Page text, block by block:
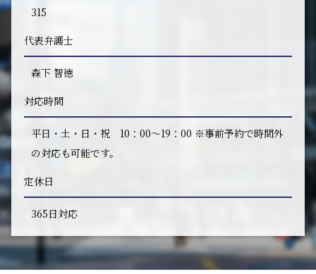
315
代表弁護士
森下 智徳
対応時間
平日・土・日・祝 10：00～19：00 ※事前予約で時間外
の対応も可能です。
定休日
365日対応